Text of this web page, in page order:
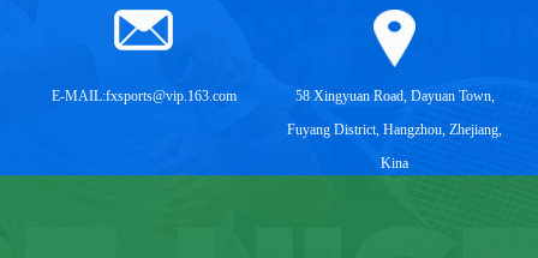
E-MAIL:fxsports@vip.163.com
58 Xingyuan Road, Dayuan Town,
Fuyang District, Hangzhou, Zhejiang,
Kina